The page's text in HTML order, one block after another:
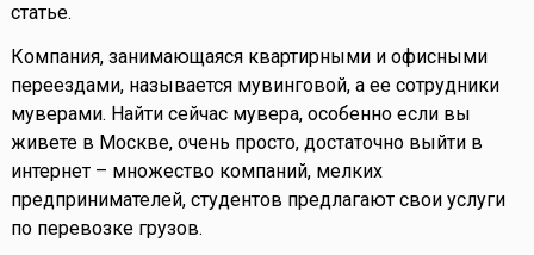
статье.
Компания, занимающаяся квартирными и офисными
переездами, называется мувинговой, а ее сотрудники
муверами. Найти сейчас мувера, особенно если вы
живете в Москве, очень просто, достаточно выйти в
интернет – множество компаний, мелких
предпринимателей, студентов предлагают свои услуги
по перевозке грузов.